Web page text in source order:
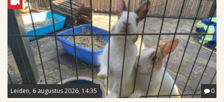
Leiden, 6 augustus 2026, 14:35 0